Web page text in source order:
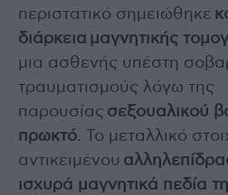
περιστατικό σημειώθηκε
διάρκεια μαγνητικής
μια ασθενής υπέστη
τραυματισμούς λόγω της
παρουσίας σεξουαλικού
πρωκτό. Το μεταλλικό
αντικειμένου
ισχυρά μαγνητικά πεδία